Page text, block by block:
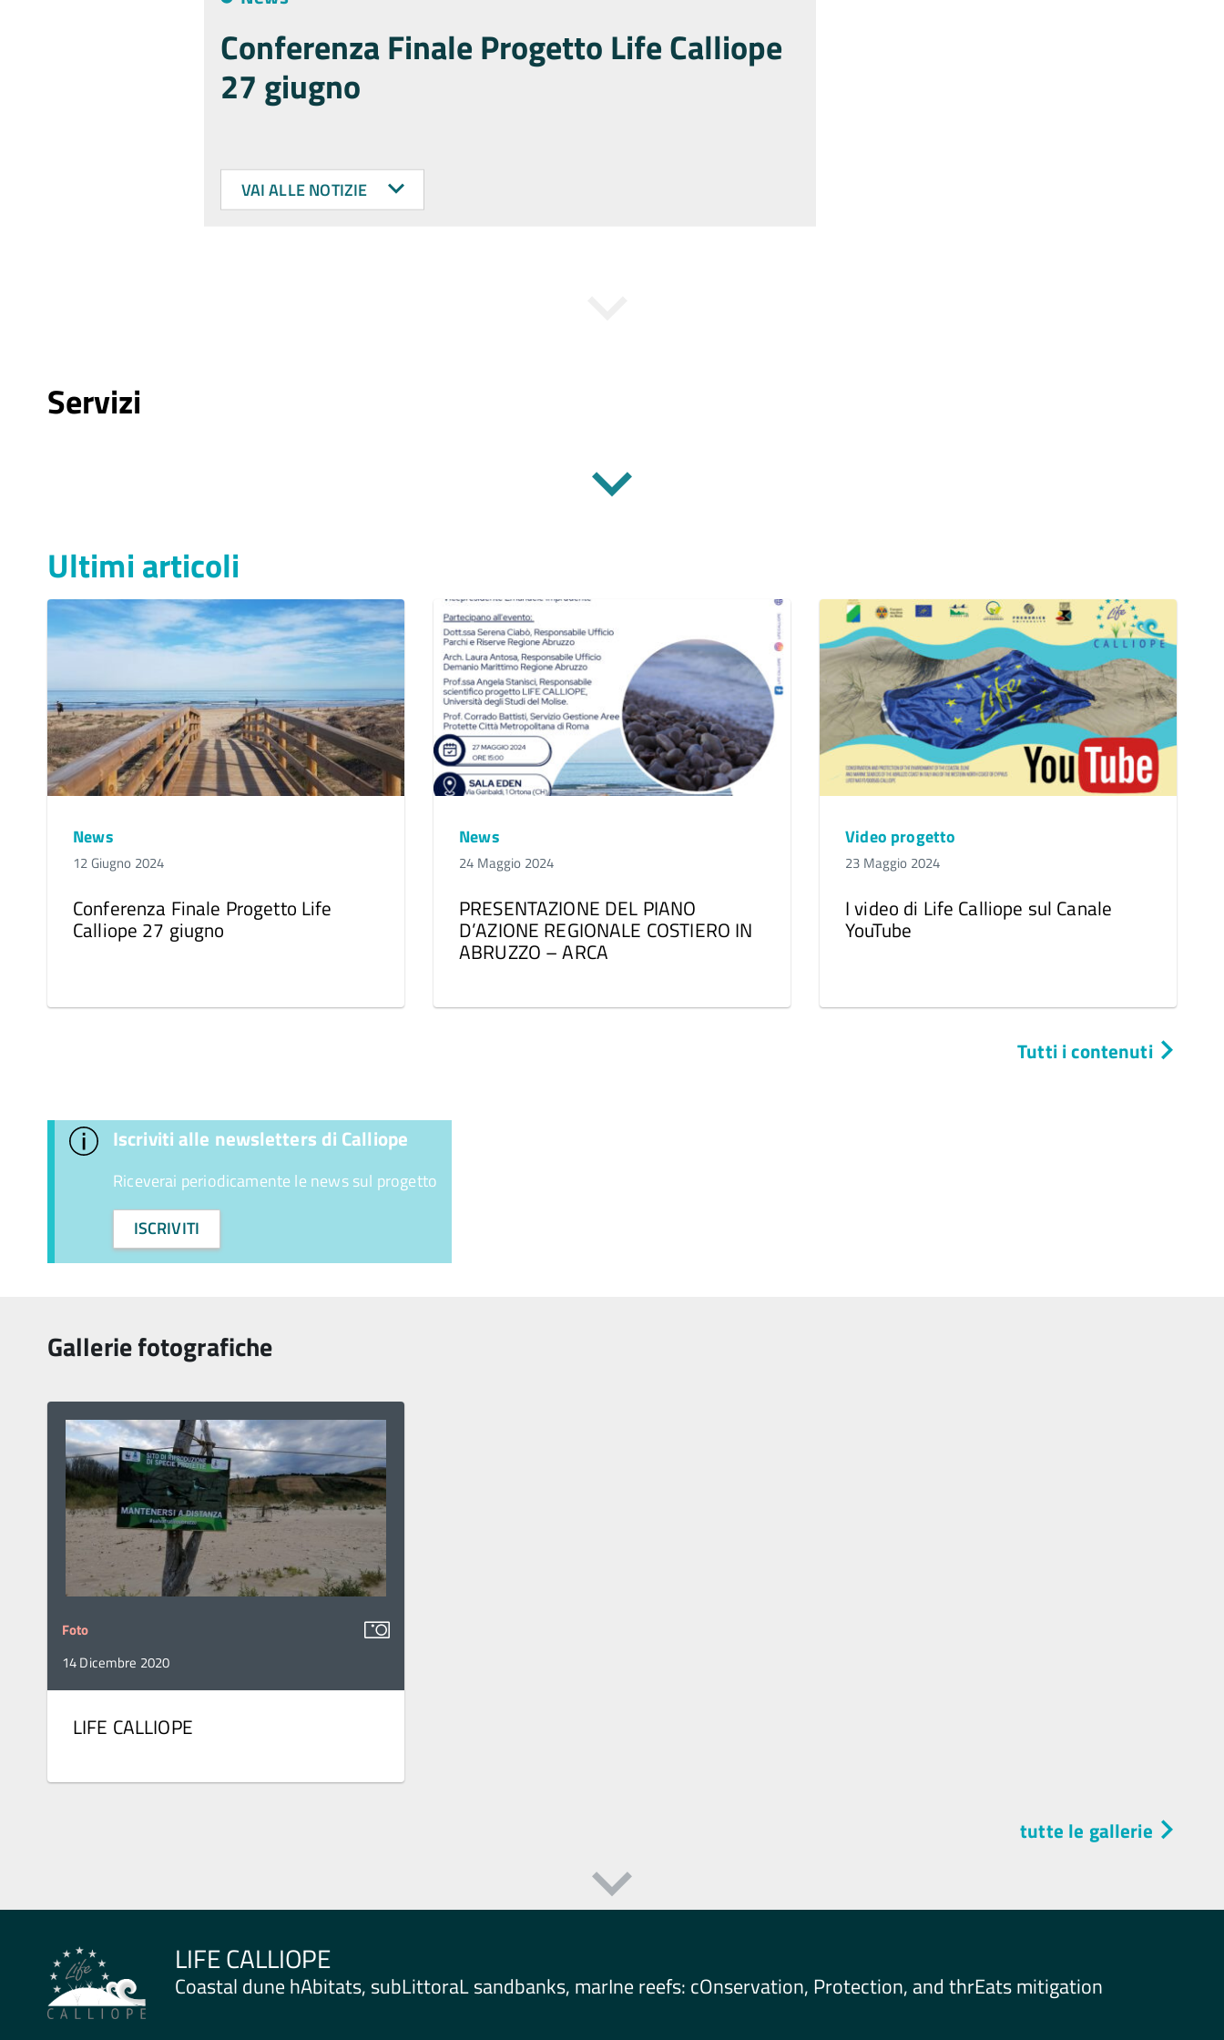
Conferenza Finale Progetto Life Calliope
27 giugno
VAI ALLE NOTIZIE
Servizi
Ultimi articoli
News
12 Giugno 2024
Conferenza Finale Progetto Life
Calliope 27 giugno
News
24 Maggio 2024
PRESENTAZIONE DEL PIANO
D’AZIONE REGIONALE COSTIERO IN
ABRUZZO – ARCA
Video progetto
23 Maggio 2024
I video di Life Calliope sul Canale
YouTube
Tutti i contenuti
Iscriviti alle newsletters di Calliope
Riceverai periodicamente le news sul progetto
ISCRIVITI
Gallerie fotografiche
Foto
14 Dicembre 2020
LIFE CALLIOPE
tutte le gallerie
LIFE CALLIOPE
Coastal dune hAbitats, subLittoraL sandbanks, marIne reefs: cOnservation, Protection, and thrEats mitigation